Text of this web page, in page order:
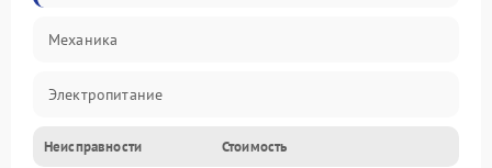
Механика
Электропитание
Вентиляция
Неисправности Стоимость